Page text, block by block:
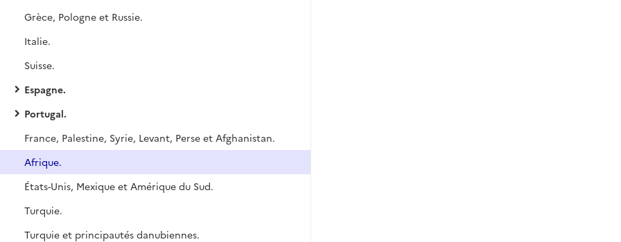
Grèce, Pologne et Russie.
Italie.
Suisse.
Espagne.
Portugal.
France, Palestine, Syrie, Levant, Perse et Afghanistan.
Afrique.
États-Unis, Mexique et Amérique du Sud.
Turquie.
Turquie et principautés danubiennes.